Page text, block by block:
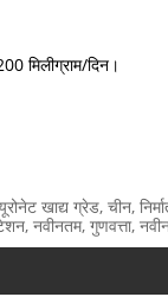
मिलीग्राम/दिन।
खाद्य ग्रेड, चीन,
नवीनतम, गुणवत्ता,